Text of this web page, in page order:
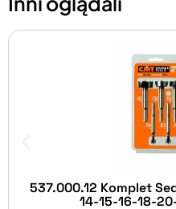
537.000.12 Komplet
14-15-16-18-